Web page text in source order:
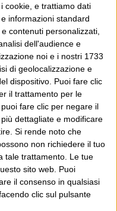
cookie, e trattiamo dati
informazioni standard
contenuti personalizzati,
dell'audience e
noi e i nostri 1733
di geolocalizzazione e
dispositivo. Puoi fare clic
il trattamento per le
fare clic per negare il
dettagliate e modificare
Si rende noto che
non richiedere il tuo
tale trattamento. Le tue
sito web. Puoi
il consenso in qualsiasi
clic sul pulsante